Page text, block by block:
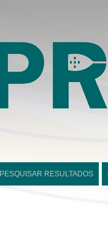
PESQUISAR RESULTADOS